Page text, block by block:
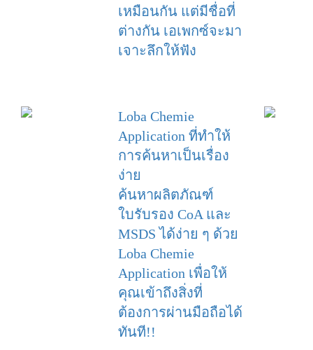
เหมือนกัน แต่มีชื่อที่
ต่างกัน เอเพกซ์จะมา
เจาะลึกให้ฟัง
Loba Chemie
Application ที่ทำให้
การค้นหาเป็นเรื่อง
ง่าย
ค้นหาผลิตภัณฑ์
ใบรับรอง CoA และ
MSDS ได้ง่าย ๆ ด้วย
Loba Chemie
Application เพื่อให้
คุณเข้าถึงสิ่งที่
ต้องการผ่านมือถือได้
ทันที!!